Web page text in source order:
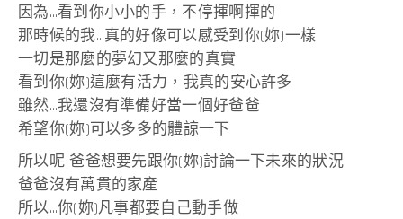
因為…看到你小小的手，不停揮啊揮的
那時候的我…真的好像可以感受到你(妳)一樣
一切是那麼的夢幻又那麼的真實
看到你(妳)這麼有活力，我真的安心許多
雖然…我還沒有準備好當一個好爸爸
希望你(妳)可以多多的體諒一下
所以呢!爸爸想要先跟你(妳)討論一下未來的狀況
爸爸沒有萬貫的家產
所以…你(妳)凡事都要自己動手做